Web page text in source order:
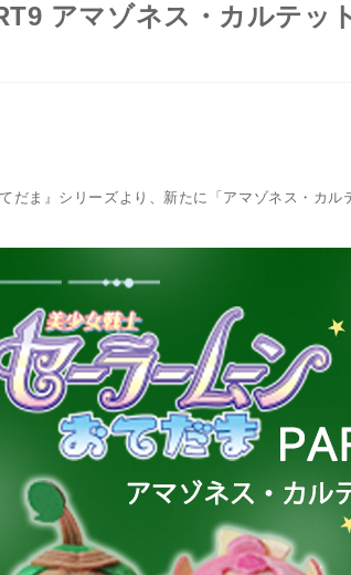
アマゾネス・カルテッ
だま』シリーズより、新たに「アマゾネス・カル